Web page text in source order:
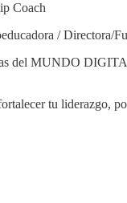
Coach
/ Directora/
del MUNDO
tu liderazgo,